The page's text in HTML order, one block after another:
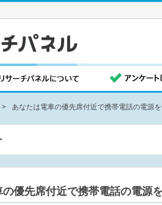
> あなたは電車の優先席付近で携帯電話の電源
優先席付近で携帯電話の電源